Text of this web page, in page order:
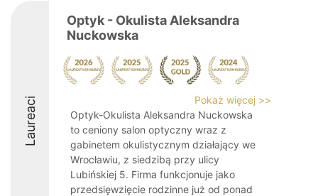
Laureaci
Optyk - Okulista Aleksandra
Nuckowska
Pokaż więcej >>
Optyk-Okulista Aleksandra Nuckowska
to ceniony salon optyczny wraz z
gabinetem okulistycznym działający we
Wrocławiu, z siedzibą przy ulicy
Lubińskiej 5. Firma funkcjonuje jako
przedsięwzięcie rodzinne już od ponad